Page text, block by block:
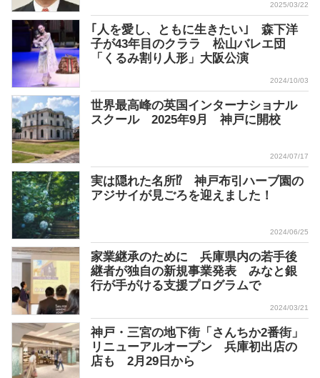
2025/03/22
｢人を愛し、ともに生きたい｣ 森下洋
子が43年目のクララ 松山バレエ団
「くるみ割り人形」大阪公演
2024/10/03
世界最高峰の英国インターナショナル
スクール 2025年9月 神戸に開校
2024/07/17
実は隠れた名所⁉ 神戸布引ハーブ園の
アジサイが見ごろを迎えました！
2024/06/25
家業継承のために 兵庫県内の若手後
継者が独自の新規事業発表 みなと銀
行が手がける支援プログラムで
2024/03/21
神戸・三宮の地下街「さんちか2番街」
リニューアルオープン 兵庫初出店の
店も 2月29日から